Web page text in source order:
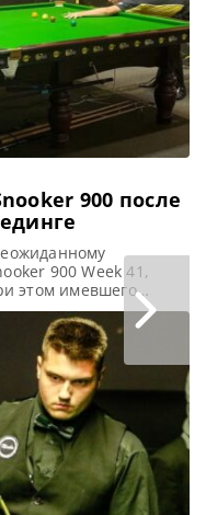
900 после
900 Week 41,
этом имевшего
totallysnookered
и по 6 красным
турнир Snooker 900.
странным
все пять